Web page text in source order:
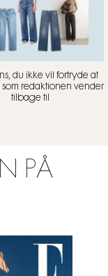
du ikke vil fortryde at
redaktionen vender
tilbage til
PÅ